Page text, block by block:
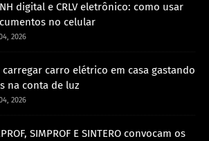
digital e CRLV eletrônico: como usar
no celular
2026
carregar carro elétrico em casa gastando
na conta de luz
2026
SIMPROF E SINTERO convocam os